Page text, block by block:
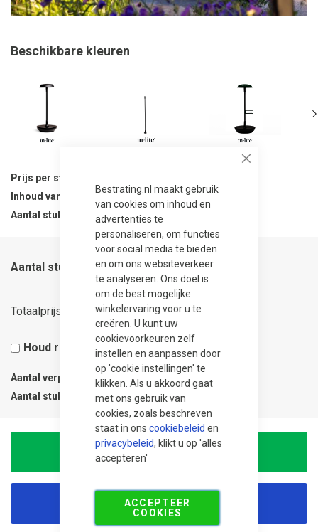
Bestrating.nl maakt gebruik
van cookies om inhoud en
advertenties te
personaliseren, om functies
voor social media te bieden
en om ons websiteverkeer
te analyseren. Ons doel is
om de best mogelijke
winkelervaring voor u te
creëren. U kunt uw
cookievoorkeuren zelf
instellen en aanpassen door
op 'cookie instellingen' te
klikken. Als u akkoord gaat
met ons gebruik van
cookies, zoals beschreven
staat in ons cookiebeleid en
privacybeleid, klikt u op 'alles
accepteren'
ACCEPTEER
COOKIES
Beschikbare kleuren
Prijs per stuk
Inhoud van verpakking 1 stuks
Aantal stuks per verpakking
1
Aantal stuks
Totaalprijs 271,50
Houd rekening met 5% snijverlies
Aantal verpakkingen
Aantal stuks
In Winkelwagen
Korting aanvragen